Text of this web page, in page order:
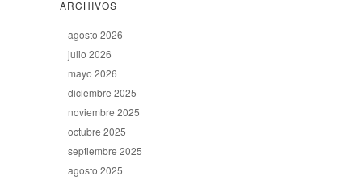
ARCHIVOS
agosto 2026
julio 2026
mayo 2026
diciembre 2025
noviembre 2025
octubre 2025
septiembre 2025
agosto 2025